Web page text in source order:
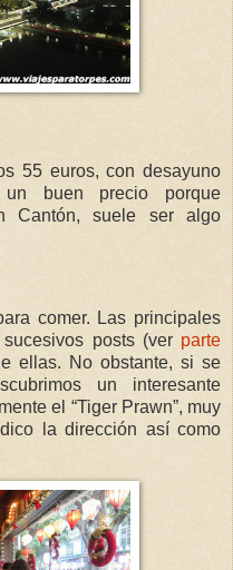
55 euros, con desayuno
buen precio porque
Cantón, suele ser algo
comer. Las principales
posts (ver parte
ellas. No obstante, si se
un interesante
el “Tiger Prawn”, muy
la dirección así como